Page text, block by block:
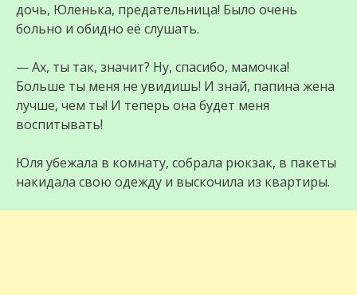
дочь, Юленька, предательница! Было очень
больно и обидно её слушать.
— Ах, ты так, значит? Ну, спасибо, мамочка!
Больше ты меня не увидишь! И знай, папина жена
лучше, чем ты! И теперь она будет меня
воспитывать!
Юля убежала в комнату, собрала рюкзак, в пакеты
накидала свою одежду и выскочила из квартиры.